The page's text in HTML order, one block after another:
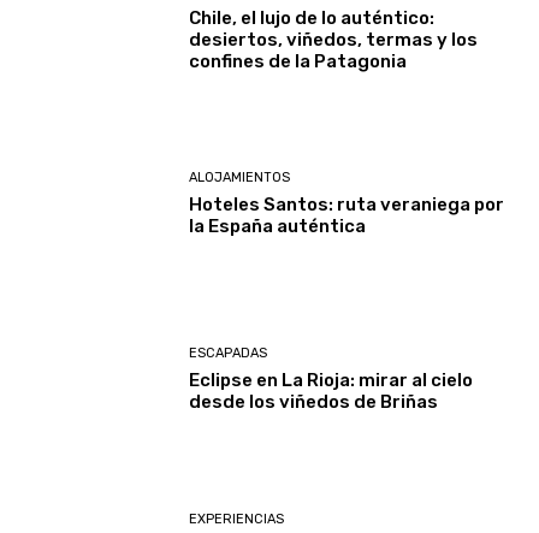
Chile, el lujo de lo auténtico:
desiertos, viñedos, termas y los
confines de la Patagonia
ALOJAMIENTOS
Hoteles Santos: ruta veraniega por
la España auténtica
ESCAPADAS
Eclipse en La Rioja: mirar al cielo
desde los viñedos de Briñas
EXPERIENCIAS